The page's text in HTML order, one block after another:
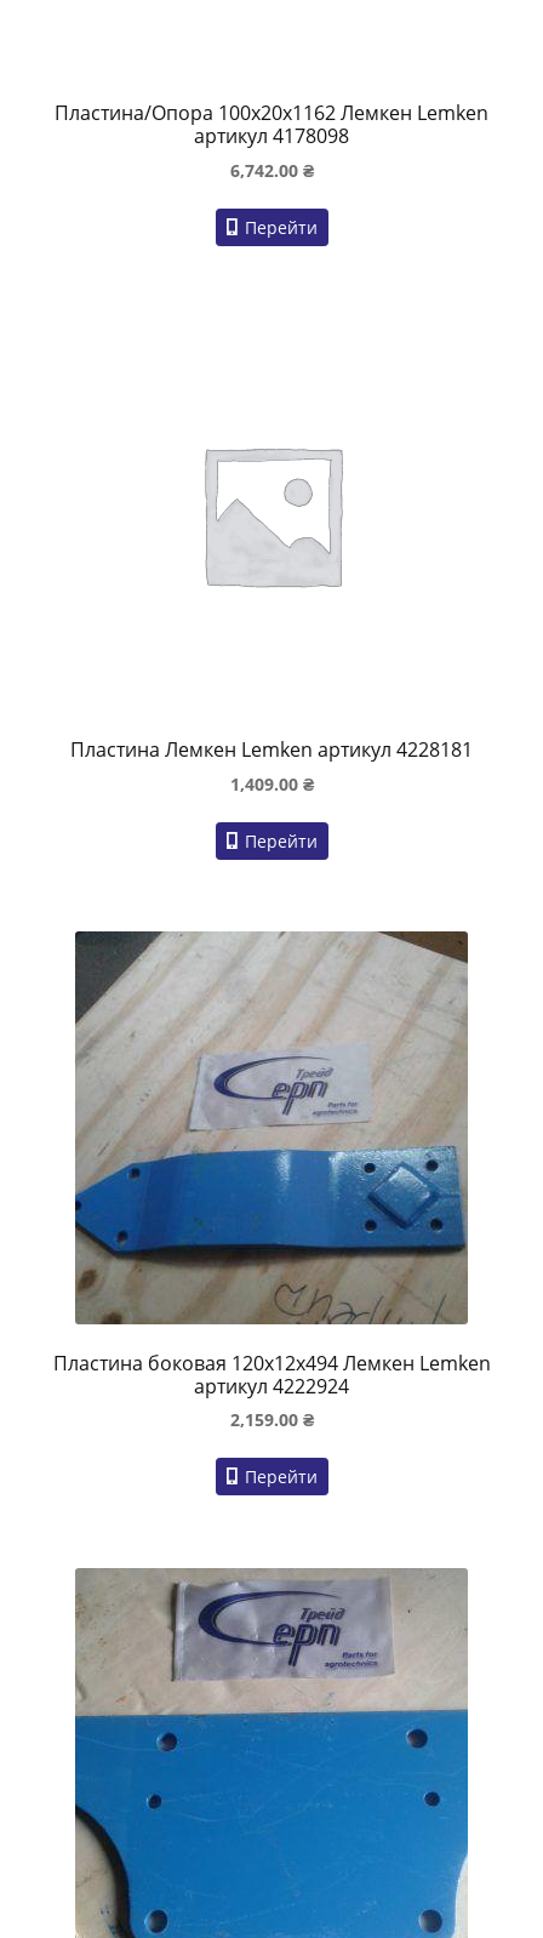
Пластина/Опора 100x20x1162 Лемкен Lemken
артикул 4178098
6,742.00 ₴
Перейти
Пластина Лемкен Lemken артикул 4228181
1,409.00 ₴
Перейти
Пластина боковая 120х12х494 Лемкен Lemken
артикул 4222924
2,159.00 ₴
Перейти